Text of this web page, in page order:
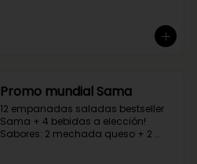
Promo mundial Sama
12 empanadas saladas bestseller
Sama + 4 bebidas a elección!
Sabores: 2 mechada queso + 2